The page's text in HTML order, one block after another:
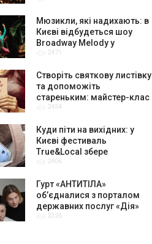
Мюзикли, які надихають: в
Києві відбудеться шоу
Broadway Melody у
виконанні юних артистів
2471
Створіть святкову листівку
та допоможіть
стареньким: майстер-клас
від БФ «Юлині Бабусі» на
2454
Куди піти на вихідних: у
Києві фестиваль
True&Local збере
крафтярів, лекторів і гурт
2406
Гурт «АНТИТІЛА»
обʼєдналися з порталом
державних послуг «Дія»
для привітання молодят
2326